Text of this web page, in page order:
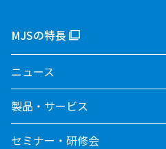
MJSの特長
ニュース
製品・サービス
セミナー・研修会